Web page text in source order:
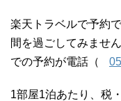
楽天トラベルで予約
間を過ごしてみませ
での予約が電話（
1部屋1泊あたり、税